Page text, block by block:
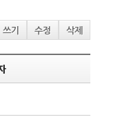
쓰기 수정 삭제